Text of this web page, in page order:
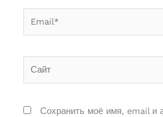
Сохранить моё имя, email и